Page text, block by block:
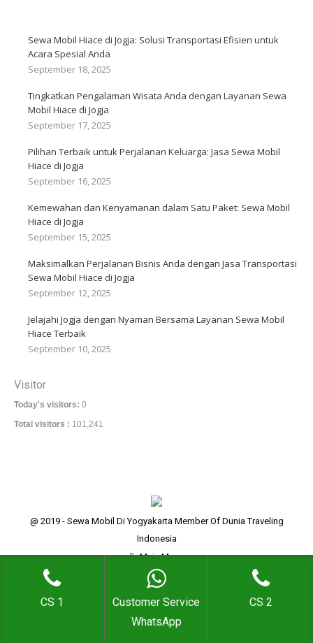
Sewa Mobil Hiace di Jogja: Solusi Transportasi Efisien untuk
Acara Spesial Anda
September 18, 2025
Tingkatkan Pengalaman Wisata Anda dengan Layanan Sewa
Mobil Hiace di Jogja
September 17, 2025
Pilihan Terbaik untuk Perjalanan Keluarga: Jasa Sewa Mobil
Hiace di Jogja
September 16, 2025
Kemewahan dan Kenyamanan dalam Satu Paket: Sewa Mobil
Hiace di Jogja
September 15, 2025
Maksimalkan Perjalanan Bisnis Anda dengan Jasa Transportasi
Sewa Mobil Hiace di Jogja
September 12, 2025
Jelajahi Jogja dengan Nyaman Bersama Layanan Sewa Mobil
Hiace Terbaik
September 10, 2025
Visitor
Today's visitors: 0
Total visitors : 101,241
@ 2019 - Sewa Mobil Di Yogyakarta Member Of Dunia Traveling
Indonesia
Main Menu
CS 1
Customer Service
WhatsApp
CS 2